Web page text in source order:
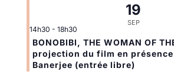
19
SEP
14h30 - 18h30
BONOBIBI, THE WOMAN OF
projection du film en présence
Banerjee (entrée libre)